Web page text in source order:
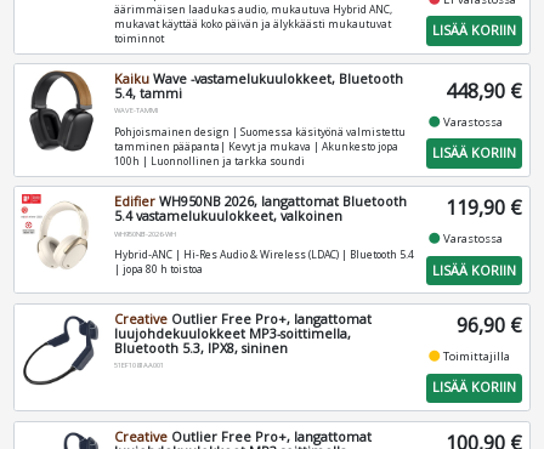
äärimmäisen laadukas audio, mukautuva Hybrid ANC,
mukavat käyttää koko päivän ja älykkäästi mukautuvat
toiminnot
LISÄÄ KORIIN
Kaiku Wave -vastamelukuulokkeet, Bluetooth
5.4, tammi
WAVE-TAMMI
Pohjoismainen design | Suomessa käsityönä valmistettu
tamminen pääpanta| Kevyt ja mukava | Akunkesto jopa
100h | Luonnollinen ja tarkka soundi
448,90 €
fiber_manual_recordVarastossa
LISÄÄ KORIIN
Edifier WH950NB 2026, langattomat Bluetooth
5.4 vastamelukuulokkeet, valkoinen
WH950NB-2026-WH
Hybrid‑ANC | Hi‑Res Audio & Wireless (LDAC) | Bluetooth 5.4
| jopa 80 h toistoa
119,90 €
fiber_manual_recordVarastossa
LISÄÄ KORIIN
Creative Outlier Free Pro+, langattomat
luujohdekuulokkeet MP3-soittimella,
Bluetooth 5.3, IPX8, sininen
51EF1081AA001
96,90 €
fiber_manual_recordToimittajilla
LISÄÄ KORIIN
Creative Outlier Free Pro+, langattomat
100,90 €